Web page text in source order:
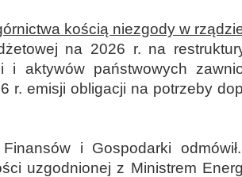
kością niezgody w
na 2026 r. na
i aktywów państwowych
r. emisji obligacji na potrzeby
i Gospodarki
uzgodnionej z Ministrem